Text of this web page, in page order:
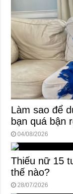
Làm sao để
bạn quá bận
04/08/2026
Thiếu nữ 15
thế nào?
28/07/2026